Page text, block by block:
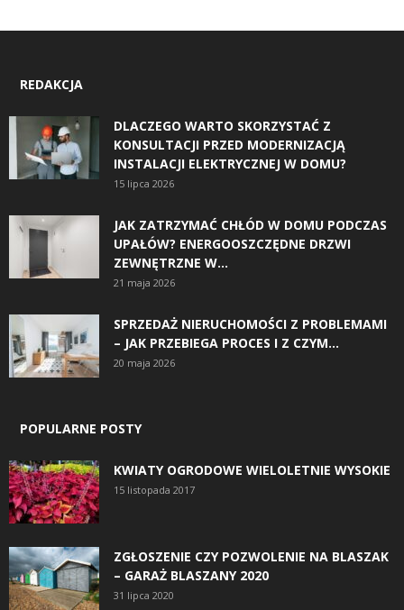
REDAKCJA
DLACZEGO WARTO SKORZYSTAĆ Z
KONSULTACJI PRZED MODERNIZACJĄ
INSTALACJI ELEKTRYCZNEJ W DOMU?
15 lipca 2026
JAK ZATRZYMAĆ CHŁÓD W DOMU PODCZAS
UPAŁÓW? ENERGOOSZCZĘDNE DRZWI
ZEWNĘTRZNE W...
21 maja 2026
SPRZEDAŻ NIERUCHOMOŚCI Z PROBLEMAMI
– JAK PRZEBIEGA PROCES I Z CZYM...
20 maja 2026
POPULARNE POSTY
KWIATY OGRODOWE WIELOLETNIE WYSOKIE
15 listopada 2017
ZGŁOSZENIE CZY POZWOLENIE NA BLASZAK
– GARAŻ BLASZANY 2020
31 lipca 2020